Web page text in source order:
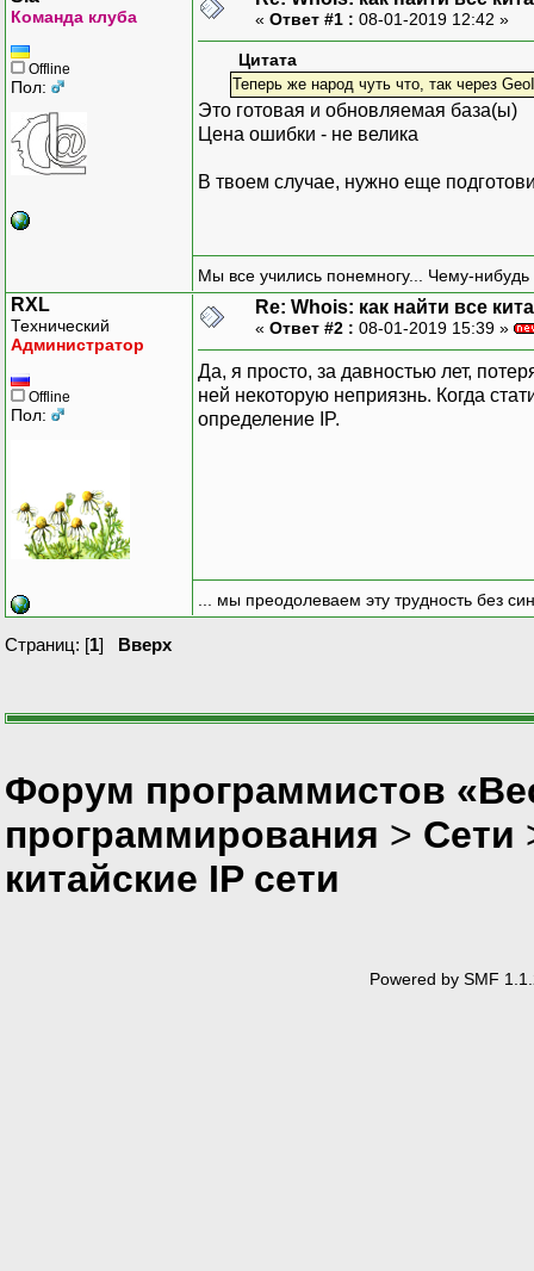
Команда клуба
Offline
Пол:
« Ответ #1 : 08-01-2019 12:42 »
Цитата
Теперь же народ чуть что, так через
Это готовая и обновляемая база(ы)
Цена ошибки - не велика
В твоем случае, нужно еще
Мы все учились понемногу... Чему-нибудь
RXL
Технический
Администратор
Offline
Пол:
Re: Whois: как найти все
« Ответ #2 : 08-01-2019 15:39 »
Да, я просто, за давностью лет,
ней некоторую неприязнь. Когда
определение IP.
... мы преодолеваем эту трудность без
Страниц: [1] Вверх
Форум программистов
программирования > Сети
китайские IP сети
Powered by SMF